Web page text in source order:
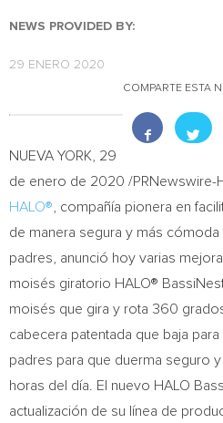
NEWS PROVIDED BY:
29 ENERO 2020
COMPARTE ESTA
NUEVA YORK , 29
de enero de 2020 /PRNewswire-
HALO® , compañía pionera en
de manera segura y más
padres, anunció hoy varias
moisés giratorio HALO®
moisés que gira y rota 360
cabecera patentada que baja
padres para que duerma seguro
horas del día. El nuevo HALO
actualización de su línea de